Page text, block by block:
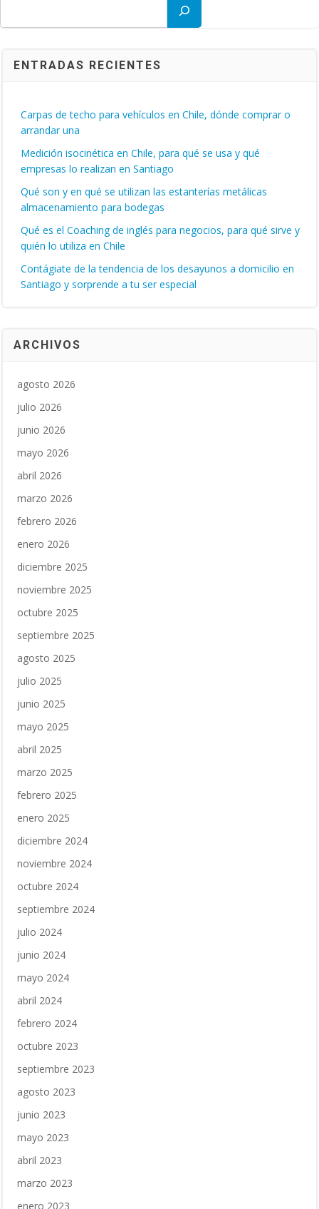
ENTRADAS RECIENTES
Carpas de techo para vehículos en Chile, dónde comprar o
arrandar una
Medición isocinética en Chile, para qué se usa y qué
empresas lo realizan en Santiago
Qué son y en qué se utilizan las estanterías metálicas
almacenamiento para bodegas
Qué es el Coaching de inglés para negocios, para qué sirve y
quién lo utiliza en Chile
Contágiate de la tendencia de los desayunos a domicilio en
Santiago y sorprende a tu ser especial
ARCHIVOS
agosto 2026
julio 2026
junio 2026
mayo 2026
abril 2026
marzo 2026
febrero 2026
enero 2026
diciembre 2025
noviembre 2025
octubre 2025
septiembre 2025
agosto 2025
julio 2025
junio 2025
mayo 2025
abril 2025
marzo 2025
febrero 2025
enero 2025
diciembre 2024
noviembre 2024
octubre 2024
septiembre 2024
julio 2024
junio 2024
mayo 2024
abril 2024
febrero 2024
octubre 2023
septiembre 2023
agosto 2023
junio 2023
mayo 2023
abril 2023
marzo 2023
enero 2023